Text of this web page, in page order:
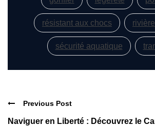
résistant aux chocs
sécurité aquatique
Previous Post
Naviguer en Liberté : Découvrez le